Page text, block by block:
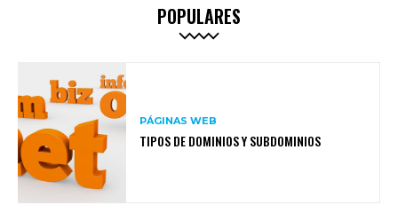
POPULARES
PÁGINAS WEB
TIPOS DE DOMINIOS Y SUBDOMINIOS